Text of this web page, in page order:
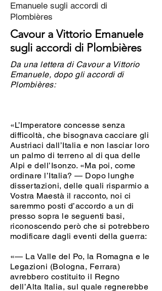
Emanuele sugli accordi di
Plombières
Cavour a Vittorio Emanuele
sugli accordi di Plombières
Da una lettera di Cavour a Vittorio
Emanuele, dopo gli accordi di
Plombières:
«L’Imperatore concesse senza
difficoltà, che bisognava cacciare gli
Austriaci dall’Italia e non lasciar loro
un palmo di terreno al di qua delle
Alpi e dell’Isonzo. «Ma poi, come
ordinare l’Italia? — Dopo lunghe
dissertazioni, delle quali risparmio a
Vostra Maestà il racconto, noi ci
saremmo posti d’accordo a un di
presso sopra le seguenti basi,
riconoscendo però che si potrebbero
modificare dagli eventi della guerra:
«— La Valle del Po, la Romagna e le
Legazioni (Bologna, Ferrara)
avrebbero costituito il Regno
dell’Alta Italia, sul quale regnerebbe